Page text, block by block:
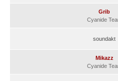
Grib
Cyanide
soundakt
Mikazz
Cyanide